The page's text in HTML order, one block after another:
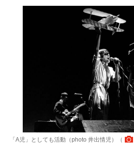
「A児」としても活動（photo 井出情児）（